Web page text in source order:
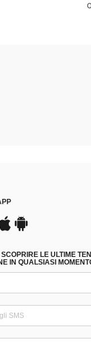
LE ULTIME
IN QUALSIASI